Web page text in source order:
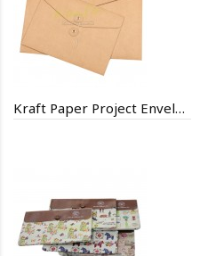
Kraft Paper Project Envelope